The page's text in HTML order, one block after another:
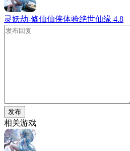
灵妖劫-修仙仙侠体验绝世仙缘 4.8
发布
相关游戏